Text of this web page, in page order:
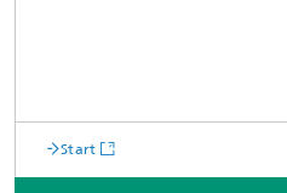
Start